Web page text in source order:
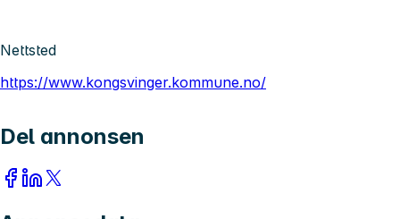
Nettsted
https://www.kongsvinger.kommune.no/
Del annonsen